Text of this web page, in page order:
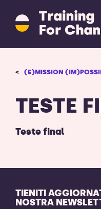
Training
for
Change
a (E)MISSION
TESTE
Teste final
TIENITI
NOSTRA